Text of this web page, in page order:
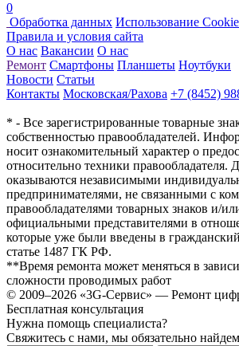
0
Обработка данных Использование
Правила и условия сайта
О нас Вакансии О нас
Ремонт Смартфоны Планшеты Ноутбуки
Новости Статьи
Контакты Московская/Рахова +7 (8452)
* - Все зарегистрированные товарные
собственностью правообладателей.
носит ознакомительный характер о
относительно техники правообладателя.
оказываются независимыми
предпринимателями, не связанными с
правообладателями товарных знаков и/
официальными представителями в
которые уже были введены в
статье 1487 ГК РФ.
**Время ремонта может меняться в
сложности проводимых работ
© 2009–2026 «3G-Сервис» — Ремонт
Бесплатная консультация
Нужна помощь специалиста?
Свяжитесь с нами, мы обязательно